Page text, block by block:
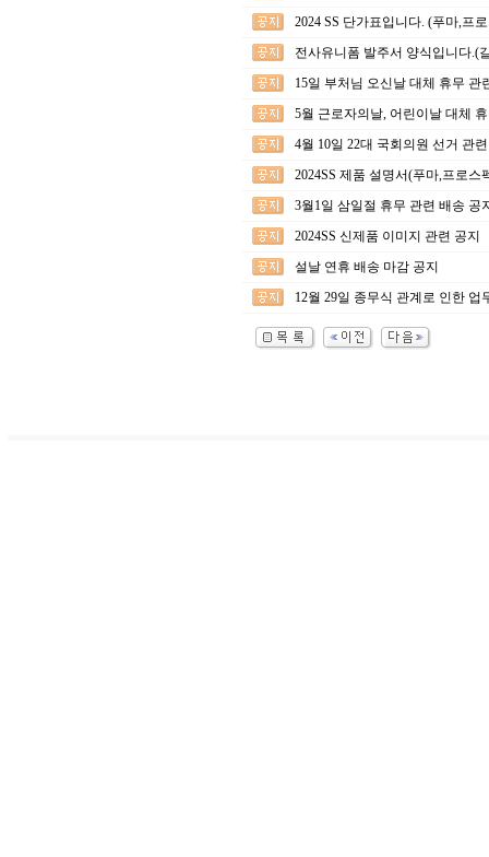
2024 SS 단가표입니다. (푸마,프
전사유니폼 발주서 양식입니다.(
15일 부처님 오신날 대체 휴무 관
5월 근로자의날, 어린이날 대체
4월 10일 22대 국회의원 선거 관
2024SS 제품 설명서(푸마,프로스
3월1일 삼일절 휴무 관련 배송 공
2024SS 신제품 이미지 관련 공지
설날 연휴 배송 마감 공지
12월 29일 종무식 관계로 인한 업